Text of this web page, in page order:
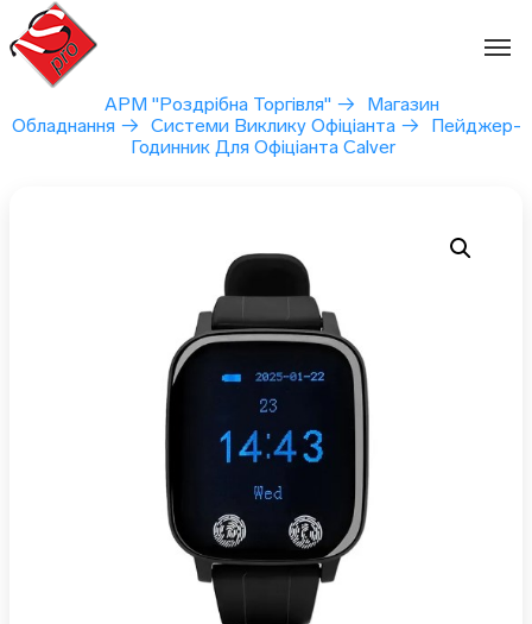
Перейти
вмісту
АРМ "Роздрібна Торгівля" →
Магазин
Обладнання → Системи Виклику Офіціанта →
Пейджер-
Годинник Для Офіціанта Calver